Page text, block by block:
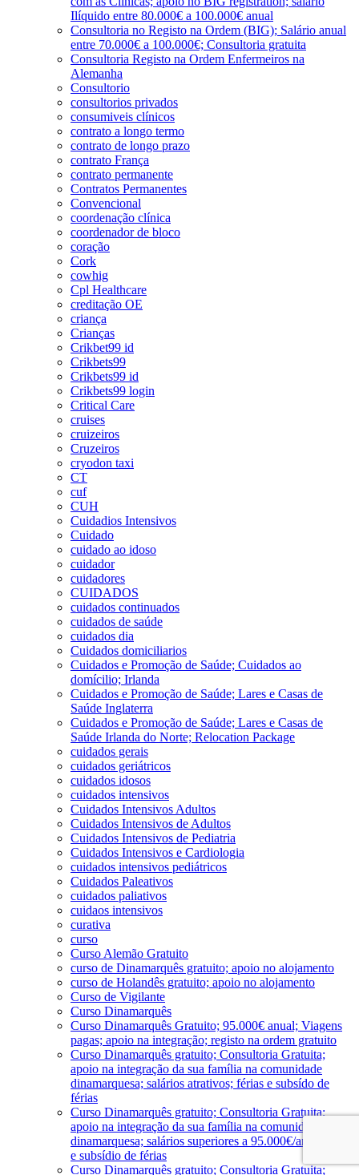
Ilíquido entre 80.000€ a 100.000€ anual
Consultoria no Registo na Ordem (BIG); Salário anual
entre 70.000€ a 100.000€; Consultoria gratuita
Consultoria Registo na Ordem Enfermeiros na
Alemanha
Consultorio
consultorios privados
consumiveis clínicos
contrato a longo termo
contrato de longo prazo
contrato França
contrato permanente
Contratos Permanentes
Convencional
coordenação clínica
coordenador de bloco
coração
Cork
cowhig
Cpl Healthcare
creditação OE
criança
Crianças
Crikbet99 id
Crikbets99
Crikbets99 id
Crikbets99 login
Critical Care
cruises
cruizeiros
Cruzeiros
cryodon taxi
CT
cuf
CUH
Cuidadios Intensivos
Cuidado
cuidado ao idoso
cuidador
cuidadores
CUIDADOS
cuidados continuados
cuidados de saúde
cuidados dia
Cuidados domiciliarios
Cuidados e Promoção de Saúde; Cuidados ao
domícilio; Irlanda
Cuidados e Promoção de Saúde; Lares e Casas de
Saúde Inglaterra
Cuidados e Promoção de Saúde; Lares e Casas de
Saúde Irlanda do Norte; Relocation Package
cuidados gerais
cuidados geriátricos
cuidados idosos
cuidados intensivos
Cuidados Intensivos Adultos
Cuidados Intensivos de Adultos
Cuidados Intensivos de Pediatria
Cuidados Intensivos e Cardiologia
cuidados intensivos pediátricos
Cuidados Paleativos
cuidados paliativos
cuidaos intensivos
curativa
curso
Curso Alemão Gratuito
curso de Dinamarquês gratuito; apoio no alojamento
curso de Holandês gratuito; apoio no alojamento
Curso de Vigilante
Curso Dinamarquês
Curso Dinamarquês Gratuito; 95.000€ anual; Viagens
pagas; apoio na integração; registo na ordem gratuito
Curso Dinamarquês gratuito; Consultoria Gratuita;
apoio na integração da sua família na comunidade
dinamarquesa; salários atrativos; férias e subsído de
férias
Curso Dinamarquês gratuito; Consultoria Gratuita;
apoio na integração da sua família na comunidade
dinamarquesa; salários superiores a 95.000€/ano; férias
e subsídio de férias
Curso Dinamarquês gratuito; Consultoria Gratuita;